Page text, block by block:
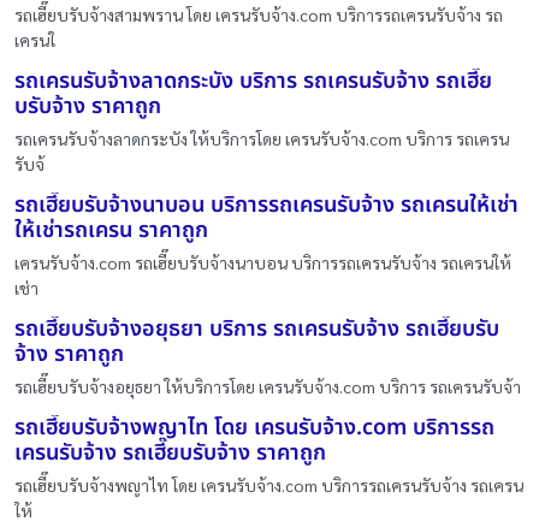
รถเฮี๊ยบรับจ้างสามพราน โดย เครนรับจ้าง.com บริการรถเครนรับจ้าง รถ
เครนใ
รถเครนรับจ้างลาดกระบัง บริการ รถเครนรับจ้าง รถเฮี๊ย
บรับจ้าง ราคาถูก
รถเครนรับจ้างลาดกระบัง ให้บริการโดย เครนรับจ้าง.com บริการ รถเครน
รับจ้
รถเฮี๊ยบรับจ้างนาบอน บริการรถเครนรับจ้าง รถเครนให้เช่า
ให้เช่ารถเครน ราคาถูก
เครนรับจ้าง.com รถเฮี๊ยบรับจ้างนาบอน บริการรถเครนรับจ้าง รถเครนให้
เช่า
รถเฮี๊ยบรับจ้างอยุธยา บริการ รถเครนรับจ้าง รถเฮี๊ยบรับ
จ้าง ราคาถูก
รถเฮี๊ยบรับจ้างอยุธยา ให้บริการโดย เครนรับจ้าง.com บริการ รถเครนรับจ้า
รถเฮี๊ยบรับจ้างพญาไท โดย เครนรับจ้าง.com บริการรถ
เครนรับจ้าง รถเฮี๊ยบรับจ้าง ราคาถูก
รถเฮี๊ยบรับจ้างพญาไท โดย เครนรับจ้าง.com บริการรถเครนรับจ้าง รถเครน
ให้